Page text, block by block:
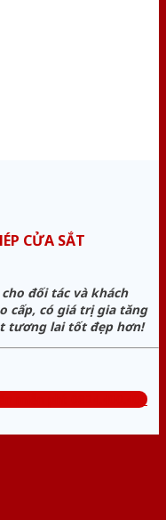
CỬA SẮT
đối tác và khách
cấp, có giá trị gia tăng
tương lai tốt đẹp hơn!
miễn phí: 0824.400.400